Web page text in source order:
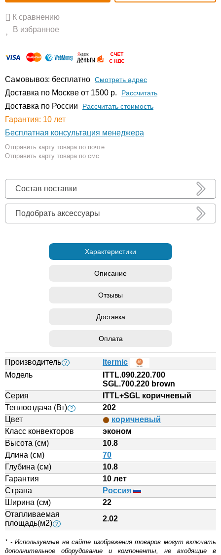
К сравнению
В избранное
Самовывоз: бесплатно Смотреть адрес
Доставка по Москве от 1500 р. Расcчитать
Доставка по России Рассчитать стоимость
Гарантия: 10 лет
Бесплатная консультация менеджера
Отправить карту товара по почте
Отправить карту товара по смс
Состав поставки
Подобрать аксессуары
Характеристики
Описание
Отзывы
Доставка
Оплата
Производитель ?
Itermic
Модель
ITTL.090.220.700
SGL.700.220 brown
Серия
ITTL+SGL коричневый
Теплоотдача (Вт) ?
202
Цвет
коричневый
Класс конвекторов
эконом
Высота (см)
10.8
Длина (см)
70
Глубина (см)
10.8
Гарантия
10 лет
Страна
Россия
Ширина (см)
22
Отапливаемая
площадь(м2) ?
2.02
* - Используемые на сайте изображения товаров могут включать
дополнительное оборудование и компоненты, не входящие в